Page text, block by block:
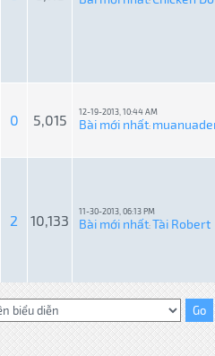
0 5,015 12-19-2013, 10:44 AM
Bài mới nhất:
2 10,133
11-30-2013, 06:13 PM
Bài mới nhất:Tài Robert